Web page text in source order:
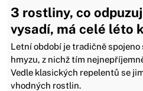
3 rostliny, co
vysadí, má celé léto
Letní období je tradičně
hmyzu, z nichž tím
Vedle klasických repelentů se
vhodných rostlin.